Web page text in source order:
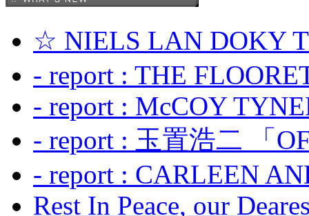
☆ NIELS LAN DOKY
- report : THE
- report : McCOY
- report : 玉置浩二 「
- report : CARLEEN
Rest In Peace, our